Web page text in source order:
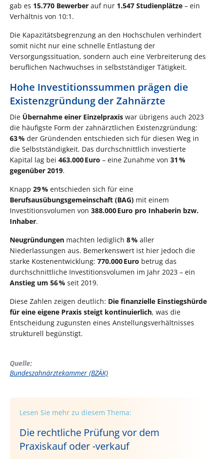
gab es 15.770 Bewerber auf nur 1.547 Studienplätze – ein
Verhältnis von 10:1.
Die Kapazitätsbegrenzung an den Hochschulen verhindert
somit nicht nur eine schnelle Entlastung der
Versorgungssituation, sondern auch eine Verbreiterung des
beruflichen Nachwuchses in selbstständiger Tätigkeit.
Hohe Investitionssummen prägen die
Existenzgründung der Zahnärzte
Die Übernahme einer Einzelpraxis war übrigens auch 2023
die häufigste Form der zahnärztlichen Existenzgründung:
63 % der Gründenden entschieden sich für diesen Weg in
die Selbstständigkeit. Das durchschnittlich investierte
Kapital lag bei 463.000 Euro – eine Zunahme von 31 %
gegenüber 2019.
Knapp 29 % entschieden sich für eine
Berufsausübungsgemeinschaft (BAG) mit einem
Investitionsvolumen von 388.000 Euro pro Inhaberin bzw.
Inhaber.
Neugründungen machten lediglich 8 % aller
Niederlassungen aus. Bemerkenswert ist hier jedoch die
starke Kostenentwicklung: 770.000 Euro betrug das
durchschnittliche Investitionsvolumen im Jahr 2023 – ein
Anstieg um 56 % seit 2019.
Diese Zahlen zeigen deutlich: Die finanzielle Einstiegshürde
für eine eigene Praxis steigt kontinuierlich, was die
Entscheidung zugunsten eines Anstellungsverhältnisses
strukturell begünstigt.
Quelle:
Bundeszahnärztekammer (BZÄK)
Lesen Sie mehr zu diesem Thema:
Die rechtliche Prüfung vor dem
Praxiskauf oder -verkauf